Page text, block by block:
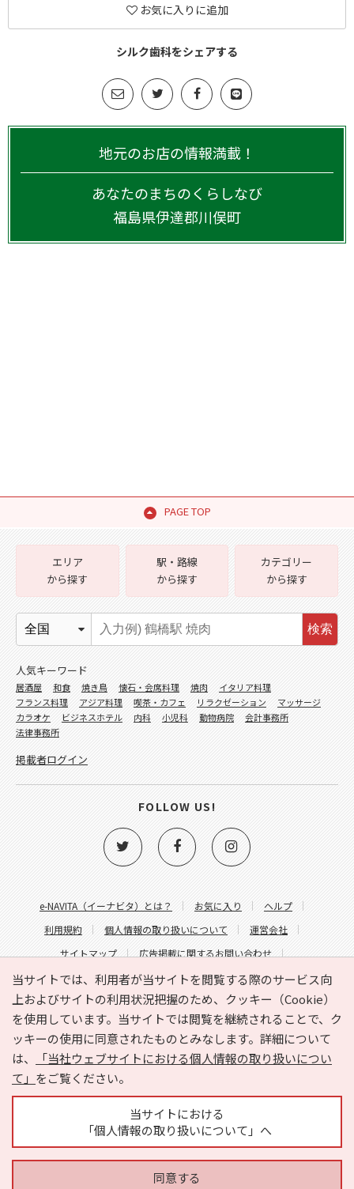
お気に入りに追加
シルク歯科をシェアする
地元のお店の情報満載！
あなたのまちのくらしなび
福島県伊達郡川俣町
PAGE TOP
当サイトでは、利用者が当サイトを閲覧する際のサービス向
上およびサイトの利用状況把握のため、クッキー（Cookie）
を使用しています。当サイトでは閲覧を継続されることで、ク
ッキーの使用に同意されたものとみなします。詳細について
は、
「当社ウェブサイトにおける個人情報の取り扱いについ
て」 をご覧ください。
当サイトにおける
「個人情報の取り扱いについて」へ
同意する
e-NAVITA（イーナビタ）とは？ お気に入り
ヘルプ
利用規約
個人情報の取り扱いについて
運営会社
サイトマップ
広告掲載に関するお問い合わせ
サイトの内容に関するお問い合わせ
エリア
から探す
駅・路線
から探す
カテゴリー
から探す
検索
人気キーワード
居酒屋 和食 焼き鳥 懐石・会席料理 焼肉
イタリア料理
フランス料理
アジア料理 喫茶・カフェ リラクゼーション
マッサージ
カラオケ
ビジネスホテル 内科 小児科 動物病院
会計事務所
法律事務所
掲載者ログイン
FOLLOW US!
Copyright © HYOJITO.Co.,Ltd. All Rights Reserved.